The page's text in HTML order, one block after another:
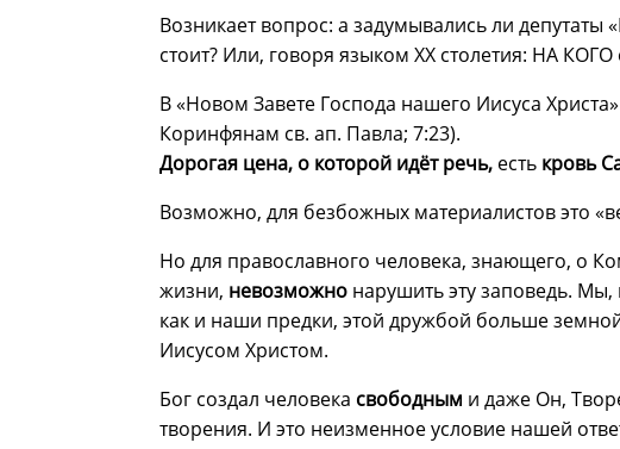
Возникает вопрос: а задумывались ли
стоит? Или, говоря языком ХХ столетия: НА
В «Новом Завете Господа нашего Иисуса Христа»
Коринфянам св. ап. Павла; 7:23).
Дорогая цена, о которой идёт речь, есть кровь
Возможно, для безбожных материалистов это
Но для православного человека, знающего, о
жизни, невозможно нарушить эту заповедь.
как и наши предки, этой дружбой больше
Иисусом Христом.
Бог создал человека свободным и даже Он,
творения. И это неизменное условие нашей